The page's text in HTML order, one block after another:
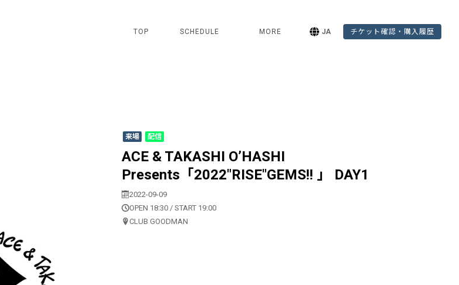
TOP SCHEDULE MORE JA チケット確認・購入履歴
来場 配信
ACE & TAKASHI O’HASHI
Presents「2022"RISE"GEMS!! 」 DAY1
2022-09-09
OPEN 18:30 / START 19:00
CLUB GOODMAN